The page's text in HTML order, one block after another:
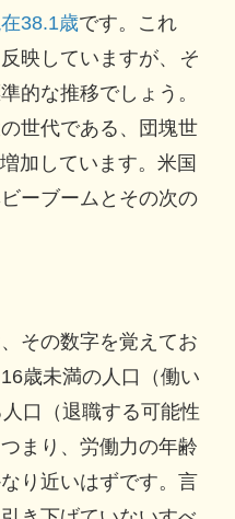
38.1歳です。これ
映していますが、
そ
的な推移でしょう。
世代である、団塊世
加しています。米国
ーブームとその次の
その数字を覚えてお
歳未満の人口（働い
口（退職する可能性
まり、労働力の年齢
り近いはずです。言